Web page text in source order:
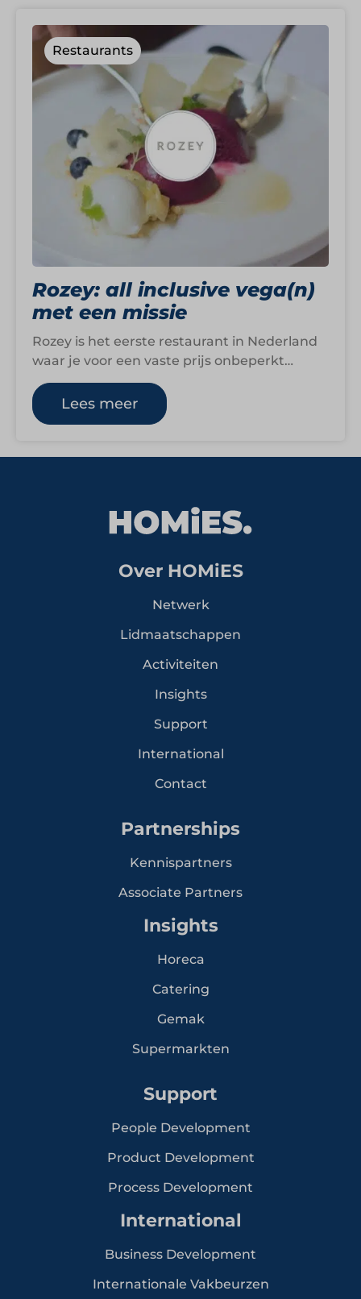
Restaurants
Rozey: all inclusive vega(n)
met een missie
Rozey is het eerste restaurant in Nederland
waar je voor een vaste prijs onbeperkt
vegetarisch en veganistisch kunt eten én…
Lees meer
Over HOMiES
Netwerk
Lidmaatschappen
Activiteiten
Insights
Support
International
Contact
Partnerships
Kennispartners
Associate Partners
Insights
Horeca
Catering
Gemak
Supermarkten
Support
People Development
Product Development
Process Development
International
Business Development
Internationale Vakbeurzen